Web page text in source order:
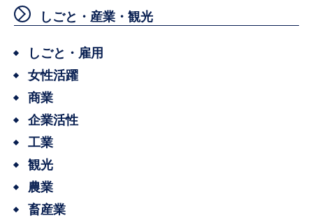
しごと・産業・観光
しごと・雇用
女性活躍
商業
企業活性
工業
観光
農業
畜産業